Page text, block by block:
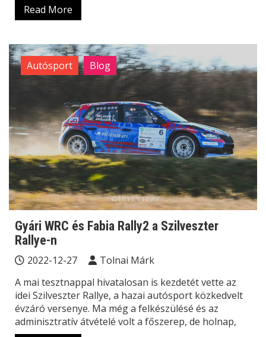
Read More
Autósport Blog
Gyári WRC és Fabia Rally2 a Szilveszter
Rallye-n
2022-12-27
Tolnai Márk
A mai tesztnappal hivatalosan is kezdetét vette az
idei Szilveszter Rallye, a hazai autósport közkedvelt
évzáró versenye. Ma még a felkészülésé és az
adminisztratív átvételé volt a főszerep, de holnap,